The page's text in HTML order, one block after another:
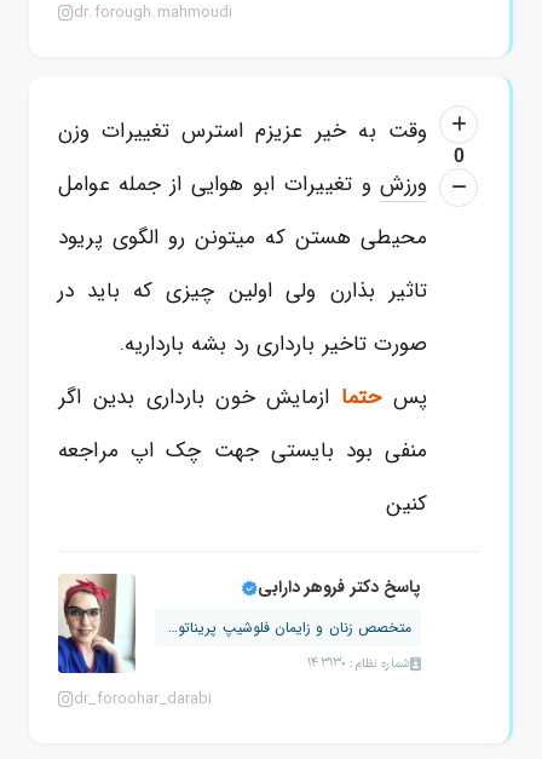
dr.forough.mahmoudi
0
وقت به خیر عزیزم استرس تغییرات وزن
ورزشو تغییرات ابو هوایی از جمله عوامل
محیطی هستن که میتونن رو الگوی پریود
تاثیر بذارن ولی اولین چیزی که باید در
صورت تاخیر بارداری رد بشه بارداریه.
پسحتما ازمایش خون بارداری بدین اگر
منفی بود بایستی جهت چک اپ مراجعه
کنین
پاسخ دکتر فروهر دارابی
متخصص زنان و زایمان فلوشیپ پریناتولوژ...
شماره نظام: 143130
dr_foroohar_darabi